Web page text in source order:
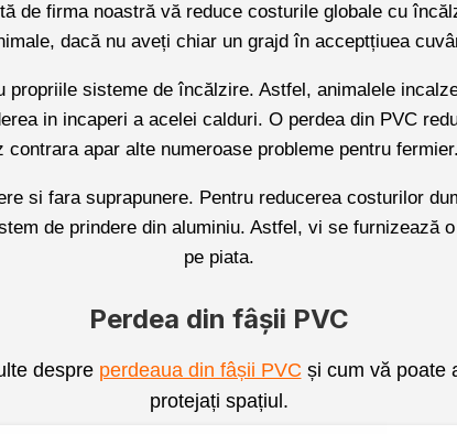
de firma noastră vă reduce costurile globale cu
dacă nu aveți chiar un grajd în acceptțiuea
propriile sisteme de încălzire. Astfel, animalele
in incaperi a acelei calduri. O perdea din PVC
contrara apar alte numeroase probleme pentru
si fara suprapunere. Pentru reducerea costurilor
de prindere din aluminiu. Astfel, vi se furnizează
pe piata.
Perdea din fâșii PVC
despre perdeaua din fâșii PVC și cum vă poate
protejați spațiul.